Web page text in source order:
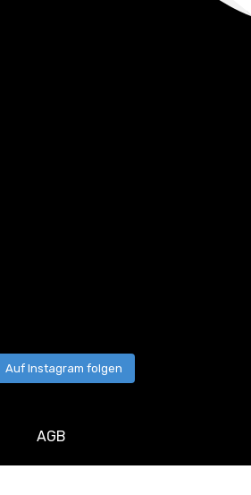
Auf Instagram folgen
AGB